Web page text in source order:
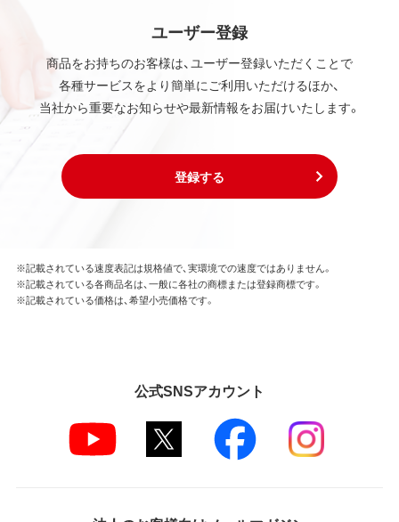
ユーザー登録
商品をお持ちのお客様は、ユーザー登録いただくことで
各種サービスをより簡単にご利用いただけるほか、
当社から重要なお知らせや最新情報をお届けいたします。
登録する
※記載されている速度表記は規格値で、実環境での速度ではありません。
※記載されている各商品名は、一般に各社の商標または登録商標です。
※記載されている価格は、希望小売価格です。
公式SNSアカウント